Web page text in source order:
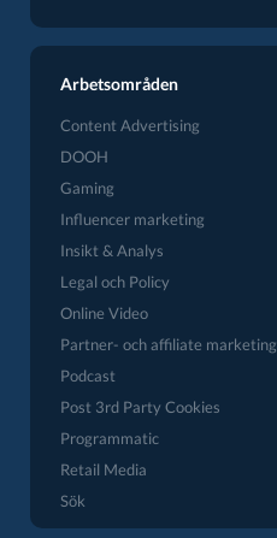
Arbetsområden
Content Advertising
DOOH
Gaming
Influencer marketing
Insikt & Analys
Legal och Policy
Online Video
Partner- och affiliate marketing
Podcast
Post 3rd Party Cookies
Programmatic
Retail Media
Sök